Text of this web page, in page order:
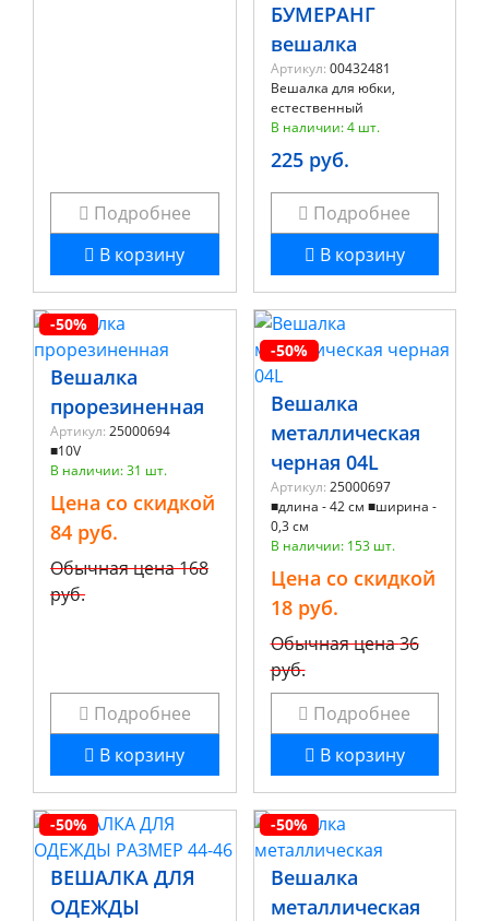
Подробнее
В корзину
БУМЕРАНГ
вешалка
Артикул: 00432481
Вешалка для юбки,
естественный
В наличии: 4 шт.
225 руб.
Подробнее
В корзину
-50%
Вешалка
прорезиненная
Артикул: 25000694
■10V
В наличии: 31 шт.
Цена со скидкой
84 руб.
Обычная цена168
руб.
Подробнее
В корзину
-50%
Вешалка
металлическая
черная 04L
Артикул: 25000697
■длина - 42 см ■ширина -
0,3 см
В наличии: 153 шт.
Цена со скидкой
18 руб.
Обычная цена36
руб.
Подробнее
В корзину
-50%
ВЕШАЛКА ДЛЯ
ОДЕЖДЫ
-50%
Вешалка
металлическая